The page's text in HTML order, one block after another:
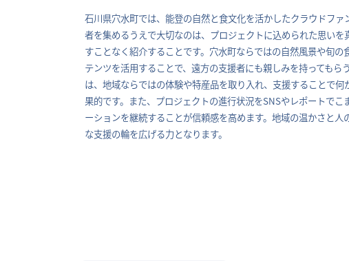
石川県穴水町では、能登の自然と食文化を活かしたクラウドフ
者を集めるうえで大切なのは、プロジェクトに込められた思い
すことなく紹介することです。穴水町ならではの自然風景や旬
テンツを活用することで、遠方の支援者にも親しみを持ってもら
は、地域ならではの体験や特産品を取り入れ、支援することで
果的です。また、プロジェクトの進行状況をSNSやレポートで
ーションを継続することが信頼感を高めます。地域の温かさと
な支援の輪を広げる力となります。